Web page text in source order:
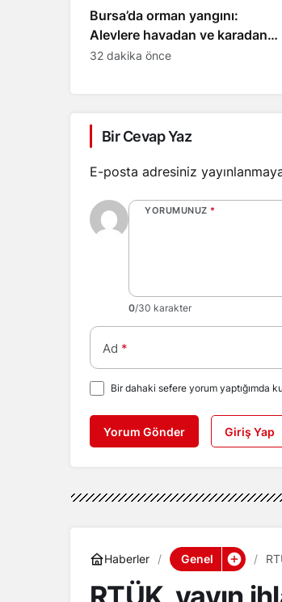
Bursa’da orman yangını:
Alevlere havadan ve karadan
müdahale ediliyor
32 dakika önce
Bir Cevap Yaz
E-posta adresiniz
YORUMUNUZ *
0/30 karakter
Ad *
Bir dahaki sefere yorum yaptığımda
Yorum Gönder Giriş Yap
Haberler Genel